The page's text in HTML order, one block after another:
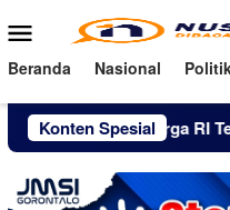
ke
konten
Menu
Mobile
Beranda Nasional
Konten Spesial
Pinjol Warga RI